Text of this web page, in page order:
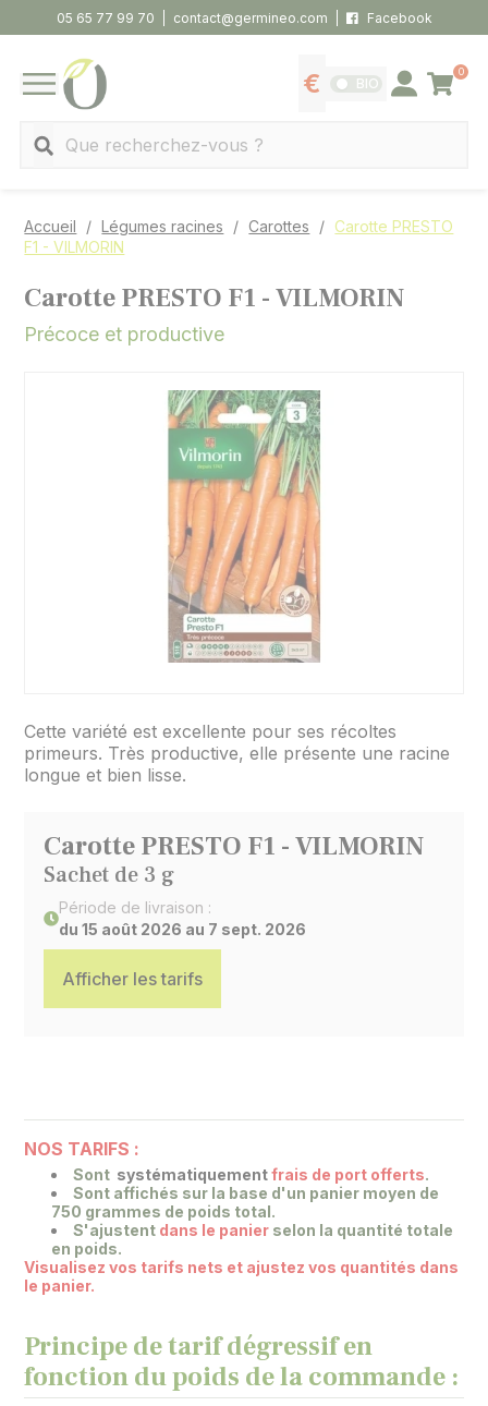
05 65 77 99 70 contact@germineo.com Facebook
MENU
Afficher les tarifs
BIO Se connecter
0
Panier
Accueil Légumes racines Carottes
Carotte PRESTO
F1 - VILMORIN
Carotte PRESTO F1 - VILMORIN
Précoce et productive
Cette variété est excellente pour ses récoltes
primeurs. Très productive, elle présente une racine
longue et bien lisse.
Carotte PRESTO F1 - VILMORIN
Sachet de 3 g
Période de livraison :
du 15 août 2026 au 7 sept. 2026
Afficher les tarifs
NOS TARIFS :
Sont systématiquementfrais de port offerts.
Sont affichés sur la base d'un panier moyen de
750 grammes de poids total.
S'ajustent dans le panier selon la quantité totale
en poids.
Visualisez vos tarifs nets et ajustez vos quantités dans
le panier.
Principe de tarif dégressif en
fonction du poids de la commande :
Panneau de gestion des cookies